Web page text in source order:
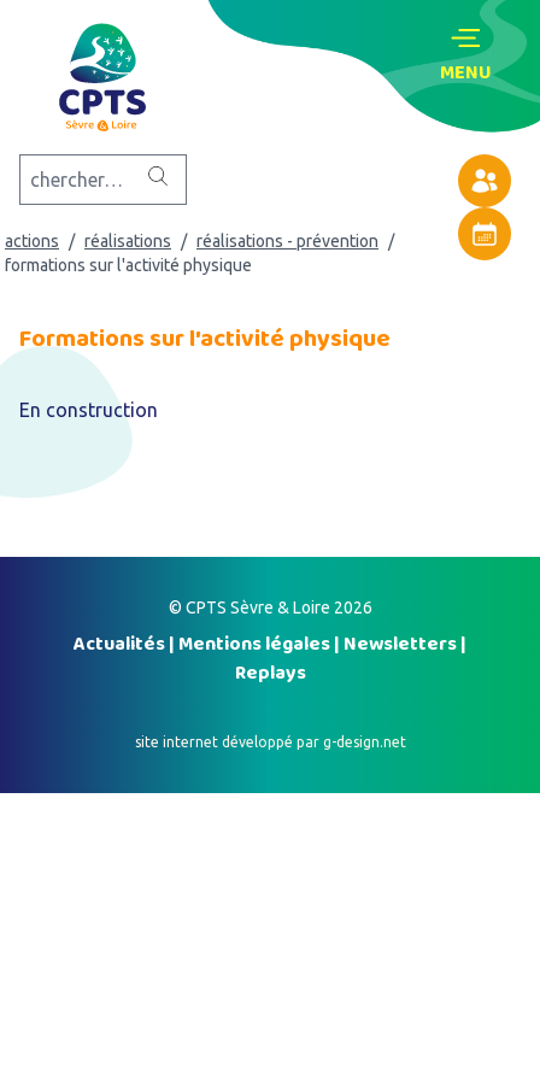
Annuaire
Agenda
MENU
actions / réalisations / réalisations - prévention
/
formations sur l'activité physique
Formations sur l'activité physique
En construction
© CPTS Sèvre & Loire 2026
Actualités| Mentions légales| Newsletters|
Replays
site internet développé par g-design.net